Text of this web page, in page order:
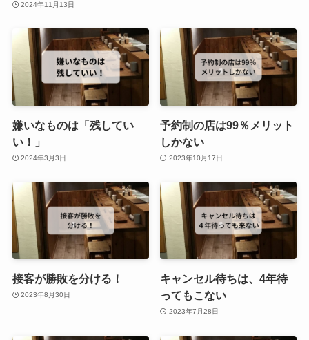
2024年11月13日
嫌いなものは「残してい
い！」
2024年3月3日
予約制の店は99％メリット
しかない
2023年10月17日
接客が勝敗を分ける！
2023年8月30日
キャンセル待ちは、4年待
ってもこない
2023年7月28日